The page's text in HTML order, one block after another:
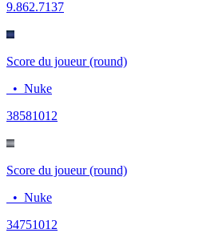
9.862.7137
Score du joueur (round)
• Nuke
38581012
Score du joueur (round)
• Nuke
34751012